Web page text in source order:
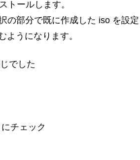
トールします。
の部分で既に作成した iso を設
ようになります。
でした
チェック